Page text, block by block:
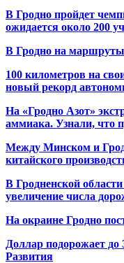
В Гродно пройдет
ожидается около 200
В Гродно на
100 километров на
новый рекорд
На «Гродно Азот»
аммиака. Узнали, что
Между Минском и
китайского
В Гродненской
увеличение числа
На окраине Гродно
Доллар подорожает
Развития